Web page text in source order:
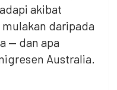
akibat
daripada
— dan apa
Australia.